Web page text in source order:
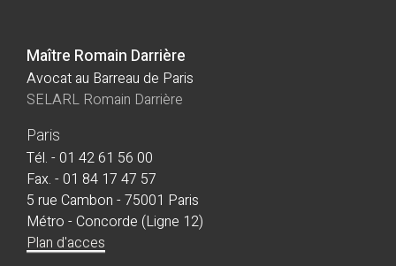
Maître Romain Darrière
Avocat au Barreau de Paris
SELARL Romain Darrière
Paris
Tél. - 01 42 61 56 00
Fax. - 01 84 17 47 57
5 rue Cambon - 75001 Paris
Métro - Concorde (Ligne 12)
Plan d'acces